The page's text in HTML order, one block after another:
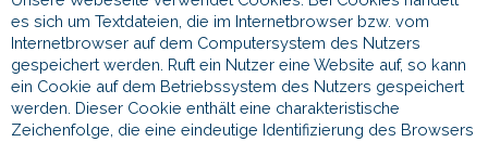
es sich um Textdateien, die im Internetbrowser bzw. vom
Internetbrowser auf dem Computersystem des Nutzers
gespeichert werden. Ruft ein Nutzer eine Website auf, so kann
ein Cookie auf dem Betriebssystem des Nutzers gespeichert
werden. Dieser Cookie enthält eine charakteristische
Zeichenfolge, die eine eindeutige Identifizierung des Browsers